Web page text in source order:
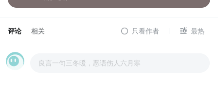
评论 相关 只看作者 最热
良言一句三冬暖，恶语伤人六月寒